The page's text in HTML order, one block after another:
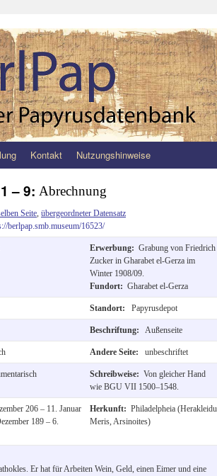
Kontakt Nutzungshinweise
– 9: Abrechnung
Seite übergeordneter Datensatz
berlpap.smb.museum/16523/
Erwerbung: Grabung von Friedrich
Zucker in Gharabet el-Gerza im
Winter 1908/09.
Fundort: Gharabet el-Gerza
Standort: Papyrusdepot
Beschriftung: Außenseite
Andere Seite: unbeschriftet
Schreibweise: Von gleicher Hand
wie BGU VII 1500–1548.
206 – 11. Januar
189 – 6.
Herkunft: Philadelpheia (Herakleidu
Meris, Arsinoites)
Er hat für Arbeiten Wein, Geld, einen Eimer und eine